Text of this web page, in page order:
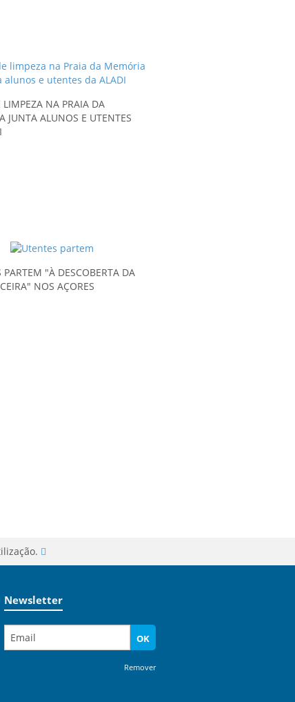
LIMPEZA NA PRAIA DA
JUNTA ALUNOS E UTENTES
PARTEM "À DESCOBERTA DA
NOS AÇORES
Newsletter
OK
Remover